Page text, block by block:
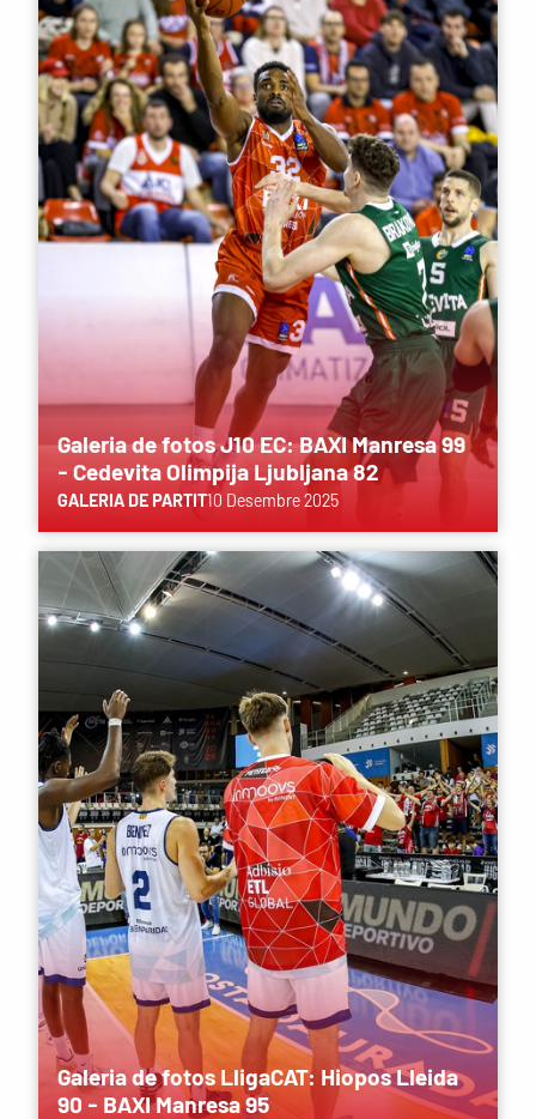
Galeria de fotos J10 EC: BAXI Manresa 99
- Cedevita Olimpija Ljubljana 82
GALERIA DE PARTIT10 Desembre 2025
Galeria de fotos LligaCAT: Hiopos Lleida
90 - BAXI Manresa 95